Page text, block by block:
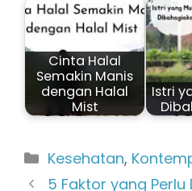
Cinta Halal
Semakin Manis
dengan Halal
Mist
Istri
Kategori
Kesehatan,
5 Faktor yang